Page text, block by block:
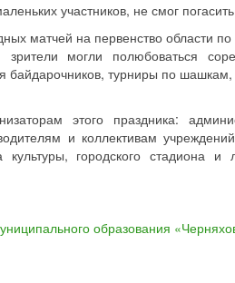
участников, не смог
матчей на первенство области
могли полюбоваться
байдарочников, турниры по
этого праздника:
и коллективам
культуры, городского стадиона
образования